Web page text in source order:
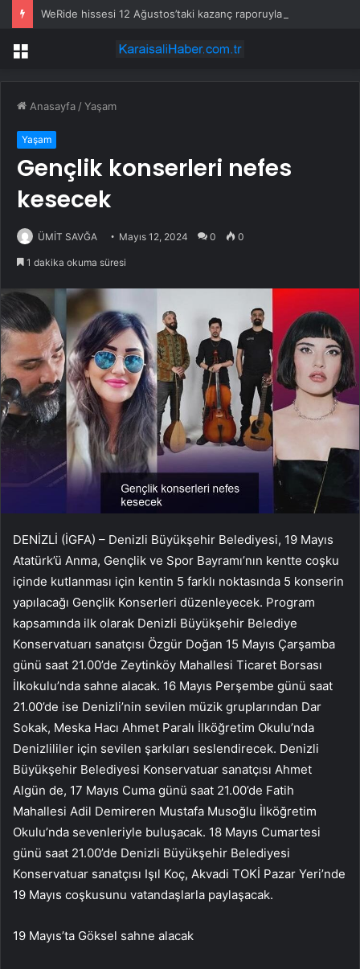
Menü
Anasayfa /Yaşam
Yaşam
Gençlik konserleri nefes
kesecek
ÜMİT SAVĞA Mayıs 12, 2024 0 0
1 dakika okuma süresi
DENİZLİ (İGFA) – Denizli Büyükşehir Belediyesi, 19 Mayıs
Atatürk’ü Anma, Gençlik ve Spor Bayramı’nın kentte coşku
içinde kutlanması için kentin 5 farklı noktasında 5 konserin
yapılacağı Gençlik Konserleri düzenleyecek. Program
kapsamında ilk olarak Denizli Büyükşehir Belediye
Konservatuarı sanatçısı Özgür Doğan 15 Mayıs Çarşamba
günü saat 21.00’de Zeytinköy Mahallesi Ticaret Borsası
İlkokulu’nda sahne alacak. 16 Mayıs Perşembe günü saat
21.00’de ise Denizli’nin sevilen müzik gruplarından Dar
Sokak, Meska Hacı Ahmet Paralı İlköğretim Okulu’nda
Denizlililer için sevilen şarkıları seslendirecek. Denizli
Büyükşehir Belediyesi Konservatuar sanatçısı Ahmet
Algün de, 17 Mayıs Cuma günü saat 21.00’de Fatih
Mahallesi Adil Demireren Mustafa Musoğlu İlköğretim
Okulu’nda sevenleriyle buluşacak. 18 Mayıs Cumartesi
günü saat 21.00’de Denizli Büyükşehir Belediyesi
Konservatuar sanatçısı Işıl Koç, Akvadi TOKİ Pazar Yeri’nde
19 Mayıs coşkusunu vatandaşlarla paylaşacak.
19 Mayıs’ta Göksel sahne alacak